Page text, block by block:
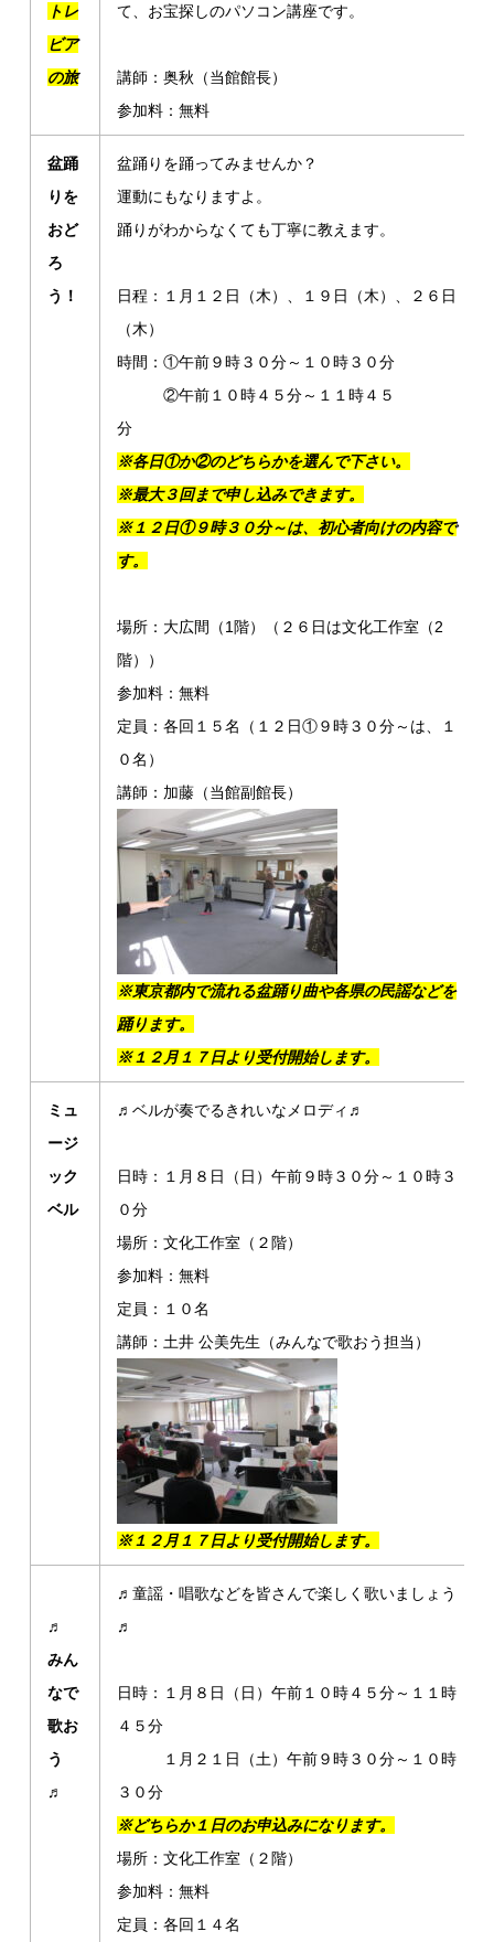
トレ
ビア
の旅
て、お宝探しのパソコン講座です。
講師：奥秋（当館館長）
参加料：無料
盆踊
りを
おど
ろ
う！
盆踊りを踊ってみませんか？
運動にもなりますよ。
踊りがわからなくても丁寧に教えます。
日程：１月１２日（木）、１９日（木）、２６日
（木）
時間：①午前９時３０分～１０時３０分
②午前１０時４５分～１１時４５
分
※各日①か②のどちらかを選んで下さい。
※最大３回まで申し込みできます。
※１２日①９時３０分～は、初心者向けの内容で
す。
場所：大広間（1階）（２６日は文化工作室（2
階））
参加料：無料
定員：各回１５名（１２日①９時３０分～は、１
０名）
講師：加藤（当館副館長）
※東京都内で流れる盆踊り曲や各県の民謡などを
踊ります。
※１２月１７日より受付開始します。
ミュ
ージ
ック
ベル
♬ベルが奏でるきれいなメロディ♬
日時：１月８日（日）午前９時３０分～１０時３
０分
場所：文化工作室（２階）
参加料：無料
定員：１０名
講師：土井 公美先生（みんなで歌おう担当）
※１２月１７日より受付開始します。
♬
みん
なで
歌お
う
♬
♬童謡・唱歌などを皆さんで楽しく歌いましょう
♬
日時：１月８日（日）午前１０時４５分～１１時
４５分
１月２１日（土）午前９時３０分～１０時
３０分
※どちらか１日のお申込みになります。
場所：文化工作室（２階）
参加料：無料
定員：各回１４名